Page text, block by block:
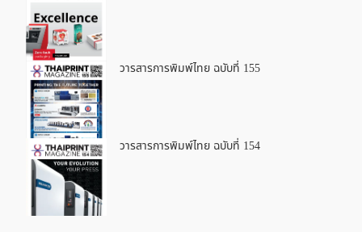
วารสารการพิมพ์ไทย ฉบับที่ 155
วารสารการพิมพ์ไทย ฉบับที่ 154